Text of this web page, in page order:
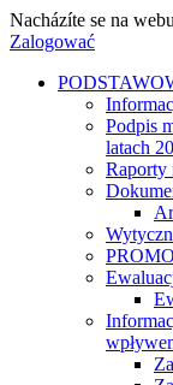
Nacházíte se na
Zalogować
Podpis
latach
Raporty